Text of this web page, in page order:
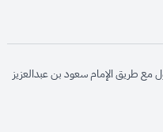
مع طريق الإمام سعود بن عبدالعزيز